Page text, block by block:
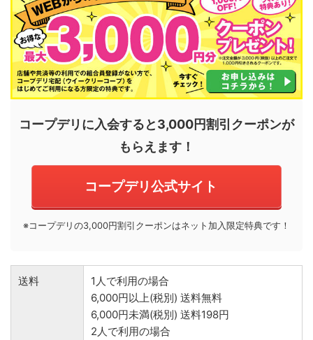
コープデリに入会すると3,000円割引クーポンが
もらえます！
コープデリ公式サイト
※コープデリの3,000円割引クーポンはネット加入限定特典です！
送料
1人で利用の場合
6,000円以上(税別) 送料無料
6,000円未満(税別) 送料198円
2人で利用の場合